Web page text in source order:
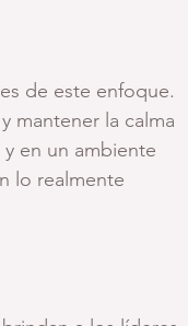
de este enfoque.
mantener la calma
en un ambiente
lo realmente